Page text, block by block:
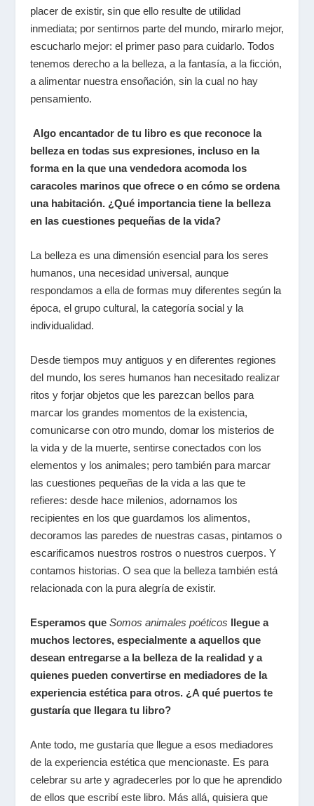
placer de existir, sin que ello resulte de utilidad
inmediata; por sentirnos parte del mundo, mirarlo mejor,
escucharlo mejor: el primer paso para cuidarlo. Todos
tenemos derecho a la belleza, a la fantasía, a la ficción,
a alimentar nuestra ensoñación, sin la cual no hay
pensamiento.
Algo encantador de tu libro es que reconoce la
belleza en todas sus expresiones, incluso en la
forma en la que una vendedora acomoda los
caracoles marinos que ofrece o en cómo se ordena
una habitación. ¿Qué importancia tiene la belleza
en las cuestiones pequeñas de la vida?
La belleza es una dimensión esencial para los seres
humanos, una necesidad universal, aunque
respondamos a ella de formas muy diferentes según la
época, el grupo cultural, la categoría social y la
individualidad.
Desde tiempos muy antiguos y en diferentes regiones
del mundo, los seres humanos han necesitado realizar
ritos y forjar objetos que les parezcan bellos para
marcar los grandes momentos de la existencia,
comunicarse con otro mundo, domar los misterios de
la vida y de la muerte, sentirse conectados con los
elementos y los animales; pero también para marcar
las cuestiones pequeñas de la vida a las que te
refieres: desde hace milenios, adornamos los
recipientes en los que guardamos los alimentos,
decoramos las paredes de nuestras casas, pintamos o
escarificamos nuestros rostros o nuestros cuerpos. Y
contamos historias. O sea que la belleza también está
relacionada con la pura alegría de existir.
Esperamos que Somos animales poéticos llegue a
muchos lectores, especialmente a aquellos que
desean entregarse a la belleza de la realidad y a
quienes pueden convertirse en mediadores de la
experiencia estética para otros. ¿A qué puertos te
gustaría que llegara tu libro?
Ante todo, me gustaría que llegue a esos mediadores
de la experiencia estética que mencionaste. Es para
celebrar su arte y agradecerles por lo que he aprendido
de ellos que escribí este libro. Más allá, quisiera que